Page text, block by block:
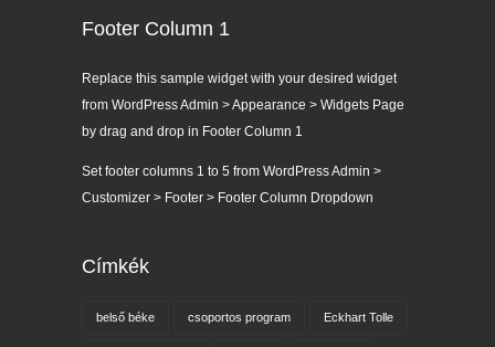
Footer Column 1
Replace this sample widget with your desired widget
from WordPress Admin > Appearance > Widgets Page
by drag and drop in Footer Column 1
Set footer columns 1 to 5 from WordPress Admin >
Customizer > Footer > Footer Column Dropdown
Címkék
belső béke csoportos program Eckhart Tolle